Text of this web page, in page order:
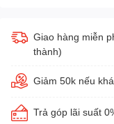
Giao hàng miễn
thành)
Giảm 50k nếu
Trả góp lãi suất